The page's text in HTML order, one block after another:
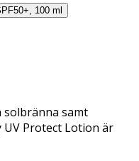
100 ml
samt
UV Protect Lotion är